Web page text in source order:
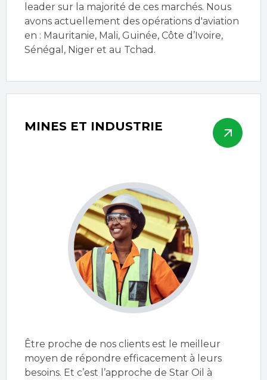
leader sur la majorité de ces marchés. Nous
avons actuellement des opérations d'aviation
en : Mauritanie, Mali, Guinée, Côte d’Ivoire,
Sénégal, Niger et au Tchad.
MINES ET INDUSTRIE
Être proche de nos clients est le meilleur
moyen de répondre efficacement à leurs
besoins. Et c’est l’approche de Star Oil à